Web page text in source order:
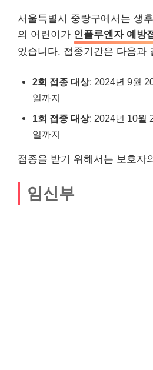
서울특별시 중랑구에서는 생
의 어린이가 인플루엔자 예방
있습니다. 접종기간은 다음과
2회 접종 대상: 2024년 9월
일까지
1회 접종 대상: 2024년 10월
일까지
접종을 받기 위해서는 보호자
임신부